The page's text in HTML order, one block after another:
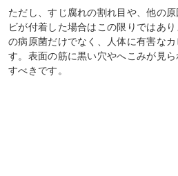
ただし、すじ腐れの割れ目や、他の
ビが付着した場合はこの限りではあ
の病原菌だけでなく、人体に有害な
す。表面の筋に黒い穴やへこみが見
すべきです。